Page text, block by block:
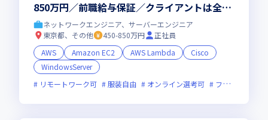
850万円／前職給与保証／クライアントは全業
界・大手長期案件多数／リモート・平均残業1
5h／選べる案件選択制／資格支援制度も♪
ネットワークエンジニア、サーバーエンジニア
東京都、その他
450-850万円
正社員
AWS
Amazon EC2 AWS Lambda
Cisco
WindowsServer
リモートワーク可
服装自由 オンライン選考可 フレックス制度あり